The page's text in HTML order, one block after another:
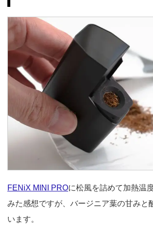
FENiX MINI PROに松風を詰めて加熱温
みた感想ですが、バージニア葉の甘みと
います。